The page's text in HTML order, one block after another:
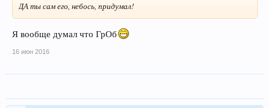
ДА ты сам его, небось, придумал!
Я вообще думал что ГрОб
16 июн 2016